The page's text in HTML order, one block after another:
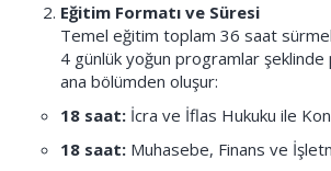
Eğitim Formatı ve Süresi
Temel eğitim toplam 36 saat
4 günlük yoğun programlar şeklinde
ana bölümden oluşur:
18 saat: İcra ve İflas Hukuku ile
18 saat: Muhasebe, Finans ve